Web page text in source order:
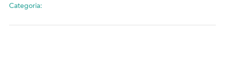
Categoria: